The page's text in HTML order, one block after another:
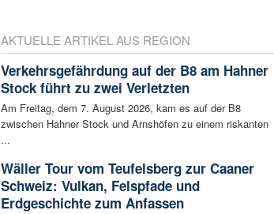
AKTUELLE ARTIKEL AUS REGION
Verkehrsgefährdung auf der B8 am Hahner
Stock führt zu zwei Verletzten
Am Freitag, dem 7. August 2026, kam es auf der B8
zwischen Hahner Stock und Arnshöfen zu einem riskanten
...
Wäller Tour vom Teufelsberg zur Caaner
Schweiz: Vulkan, Felspfade und
Erdgeschichte zum Anfassen